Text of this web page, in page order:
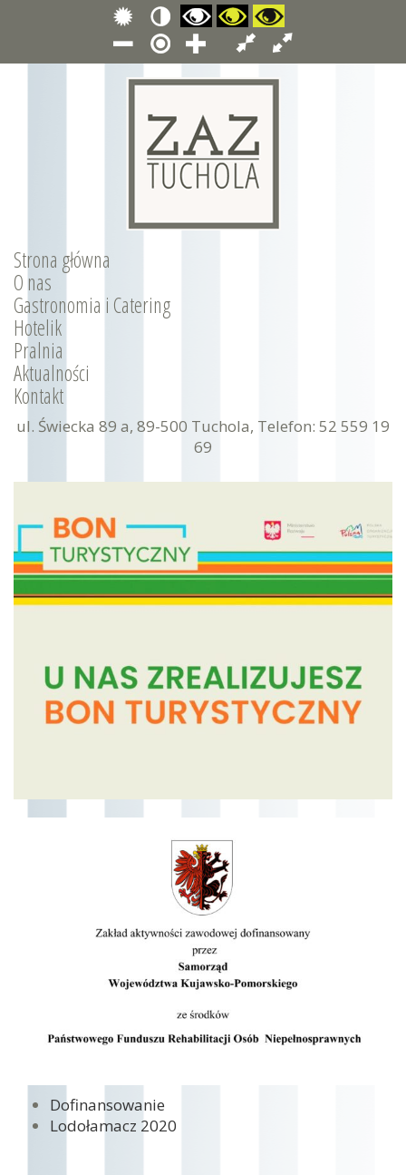
Strona główna
O nas
Gastronomia i Catering
Hotelik
Pralnia
Aktualności
Kontakt
ul. Świecka 89 a, 89-500 Tuchola, Telefon: 52 559 19
69
Dofinansowanie
Lodołamacz 2020